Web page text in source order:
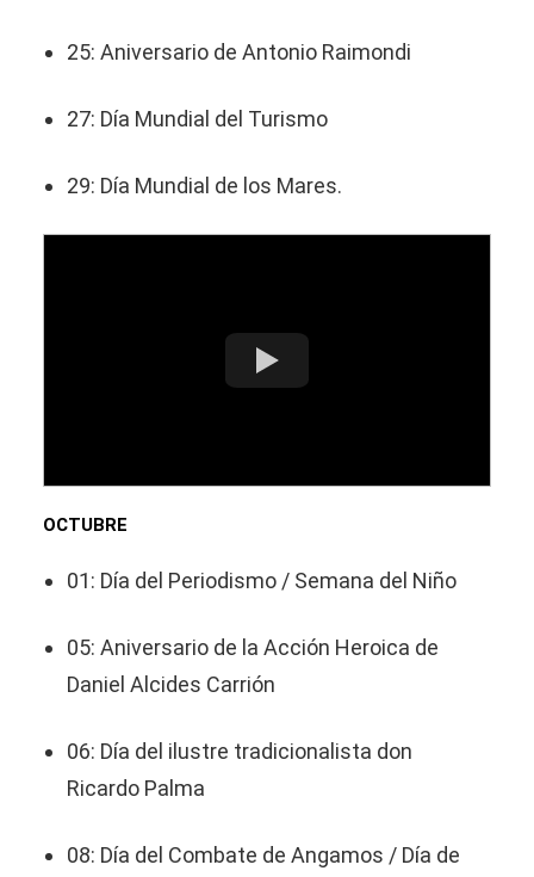
25: Aniversario de Antonio Raimondi
27: Día Mundial del Turismo
29: Día Mundial de los Mares.
OCTUBRE
01: Día del Periodismo / Semana del Niño
05: Aniversario de la Acción Heroica de
Daniel Alcides Carrión
06: Día del ilustre tradicionalista don
Ricardo Palma
08: Día del Combate de Angamos / Día de